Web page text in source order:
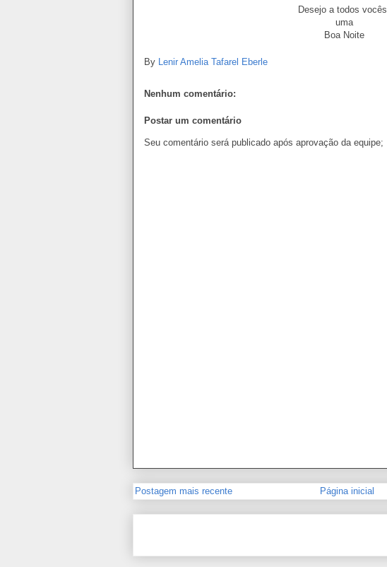
Desejo a todos vocês
uma
Boa Noite
By Lenir Amelia Tafarel Eberle
Nenhum comentário:
Postar um comentário
Seu comentário será publicado após aprovação da equipe;
Postagem mais recente Página inicial